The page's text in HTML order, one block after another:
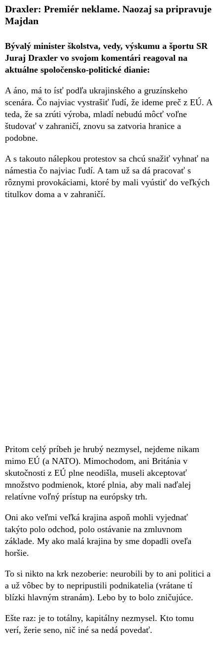
Draxler: Premiér neklame. Naozaj sa pripravuje
Majdan
Bývalý minister školstva, vedy, výskumu a športu SR
Juraj Draxler vo svojom komentári reagoval na
aktuálne spoločensko-politické dianie:
A áno, má to ísť podľa ukrajinského a gruzínskeho
scenára. Čo najviac vystrašiť ľudí, že ideme preč z EÚ. A
teda, že sa zrúti výroba, mladí nebudú môcť voľne
študovať v zahraničí, znovu sa zatvoria hranice a
podobne.
A s takouto nálepkou protestov sa chcú snažiť vyhnať na
námestia čo najviac ľudí. A tam už sa dá pracovať s
rôznymi provokáciami, ktoré by mali vyústiť do veľkých
titulkov doma a v zahraničí.
Pritom celý príbeh je hrubý nezmysel, nejdeme nikam
mimo EÚ (a NATO). Mimochodom, ani Británia v
skutočnosti z EÚ plne neodišla, museli akceptovať
množstvo podmienok, ktoré plnia, aby mali naďalej
relatívne voľný prístup na európsky trh.
Oni ako veľmi veľká krajina aspoň mohli vyjednať
takýto polo odchod, polo ostávanie na zmluvnom
základe. My ako malá krajina by sme dopadli oveľa
horšie.
To si nikto na krk nezoberie: neurobili by to ani politici a
a už vôbec by to nepripustili podnikatelia (vrátane tí
blízki hlavným stranám). Lebo by to bolo zničujúce.
Ešte raz: je to totálny, kapitálny nezmysel. Kto tomu
verí, žerie seno, nič iné sa nedá povedať.